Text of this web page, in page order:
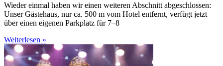
Wieder einmal haben wir einen weiteren Abschnitt abgeschlossen:
Unser Gästehaus, nur ca. 500 m vom Hotel entfernt, verfügt jetzt
über einen eigenen Parkplatz für 7–8
Weiterlesen »